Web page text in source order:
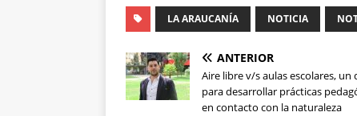
LA ARAUCANÍA NOTICIA
ANTERIOR
Aire libre v/s aulas escolares, un
para desarrollar prácticas
en contacto con la naturaleza